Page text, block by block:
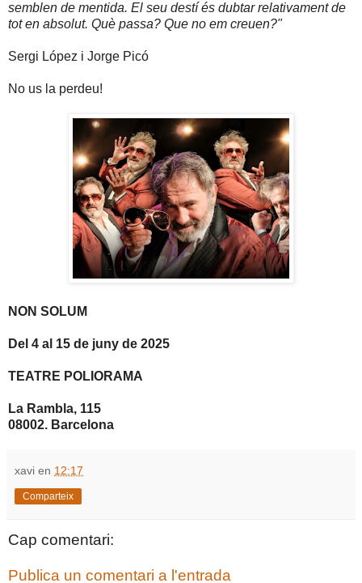
semblen de mentida. El seu destí és dubtar relativament de
tot en absolut. Què passa? Que no em creuen?"
Sergi López i Jorge Picó
No us la perdeu!
NON SOLUM
Del 4 al 15 de juny de 2025
TEATRE POLIORAMA
La Rambla, 115
08002. Barcelona
xavi en 12:17
Comparteix
Cap comentari:
Publica un comentari a l'entrada